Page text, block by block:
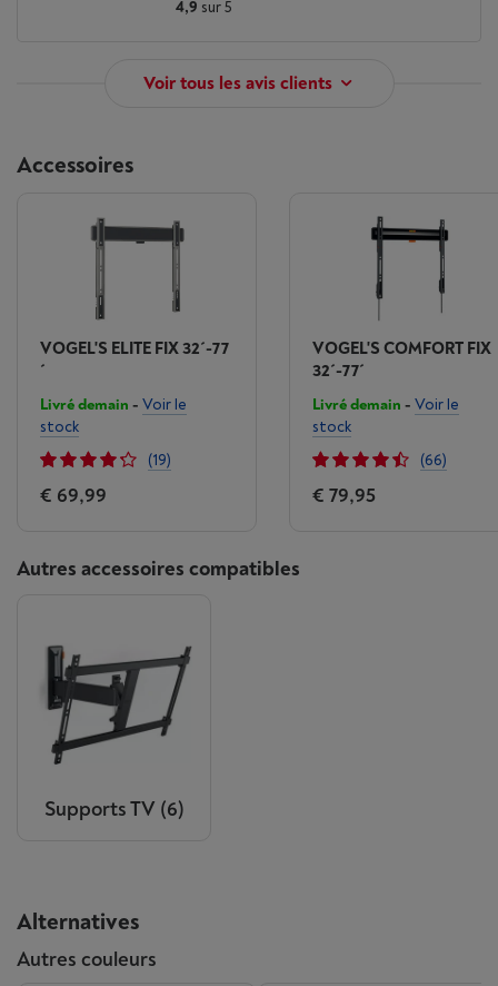
4,9 sur 5
Voir tous les avis clients
Accessoires
VOGEL'S ELITE FIX 32´-77
´
Livré demain - Voir le
stock
(19)
€ 69,99
VOGEL'S COMFORT FIX
32´-77´
Livré demain - Voir le
stock
(66)
€ 79,95
Autres accessoires compatibles
Supports TV (6)
Alternatives
Autres couleurs